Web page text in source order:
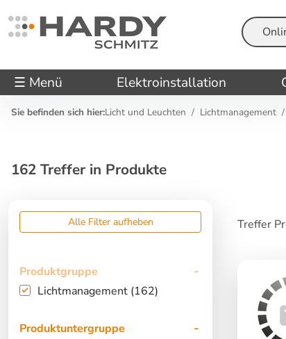
Suche
☰ Menü Elektroinstallation
Sie befinden sich hier:Licht und Leuchten Lichtmanagement
162 Treffer in Produkte
Alle Filter aufheben
Produktgruppe
Lichtmanagement (162)
Produktuntergruppe
Treffer